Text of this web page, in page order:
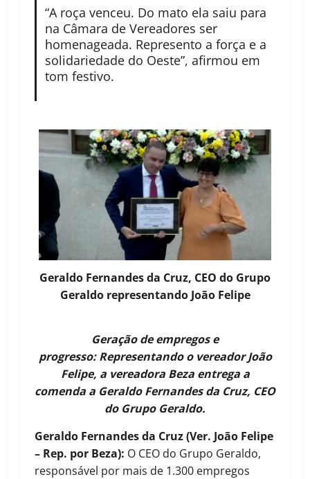
“A roça venceu. Do mato ela saiu para
na Câmara de Vereadores ser
homenageada. Represento a força e a
solidariedade do Oeste”, afirmou em
tom festivo.
Geraldo Fernandes da Cruz, CEO do Grupo
Geraldo representando João Felipe
Geração de empregos e
progresso: Representando o vereador João
Felipe, a vereadora Beza entrega a
comenda a Geraldo Fernandes da Cruz, CEO
do Grupo Geraldo.
Geraldo Fernandes da Cruz (Ver. João Felipe
– Rep. por Beza): O CEO do Grupo Geraldo,
responsável por mais de 1.300 empregos